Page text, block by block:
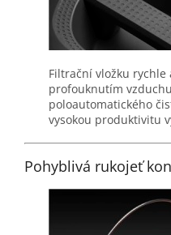
Filtrační vložku
profouknutím
poloautomatického
vysokou produktivitu
Pohyblivá rukojeť